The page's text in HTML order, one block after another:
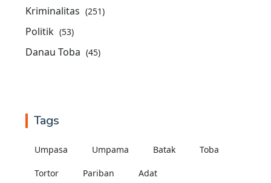
Kriminalitas (251)
Politik (53)
Danau Toba (45)
Tags
Umpasa Umpama Batak Toba
Tortor Pariban Adat